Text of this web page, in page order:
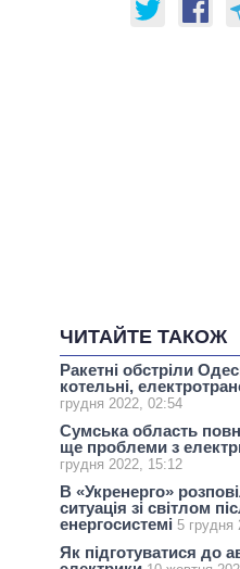
ЧИТАЙТЕ ТАКОЖ
Ракетні обстріли
котельні,
грудня 2022, 02:54
Сумська область
ще проблеми з
грудня 2022, 15:12
В «Укренерго»
ситуація зі світлом
енергосистемі 5 грудня
Як підготуватися до